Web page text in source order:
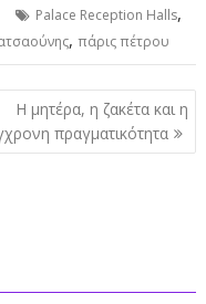
Palace Reception Halls,
,πάρις πέτρου
Η μητέρα, η ζακέτα και η
πραγματικότητα